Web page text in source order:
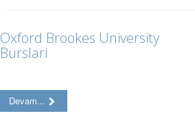
Oxford Brookes University
Burslari
Devam...